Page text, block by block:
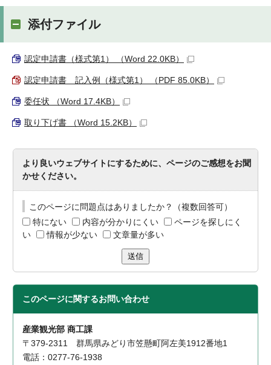
添付ファイル
認定申請書（様式第1） （Word 22.0KB）
認定申請書 記入例（様式第1） （PDF 85.0KB）
委任状 （Word 17.4KB）
取り下げ書 （Word 15.2KB）
より良いウェブサイトにするために、ページのご感想をお聞
かせください。
このページに問題点はありましたか？（複数回答可）
特にない
内容が分かりにくい
ページを探しにく
い
情報が少ない 文章量が多い
送信
このページに関するお問い合わせ
産業観光部 商工課
〒379-2311 群馬県みどり市笠懸町阿左美1912番地1
電話：0277-76-1938